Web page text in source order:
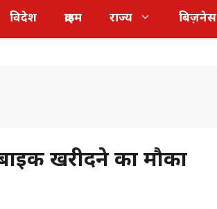
विदेश क्राइम राज्य बिज़नेस
खरीदने का मौका